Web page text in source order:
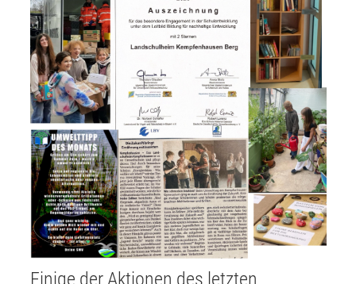
Einige der Aktionen des letzten